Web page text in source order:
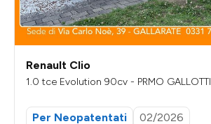
Renault Clio
1.0 tce Evolution 90cv - PRMO GALLOTTI
Per Neopatentati
02/2026